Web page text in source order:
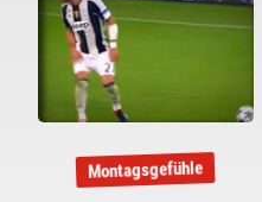
Montagsgefühle